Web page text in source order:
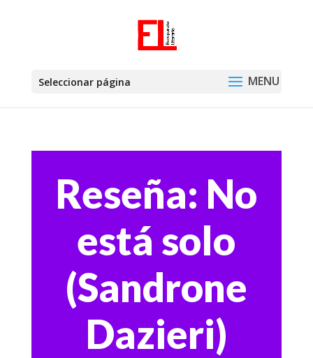
Seleccionar página
Reseña: No
está solo
(Sandrone
Dazieri)